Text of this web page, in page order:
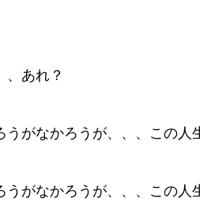
、あれ？
うがなかろうが、、、この
うがなかろうが、、、この